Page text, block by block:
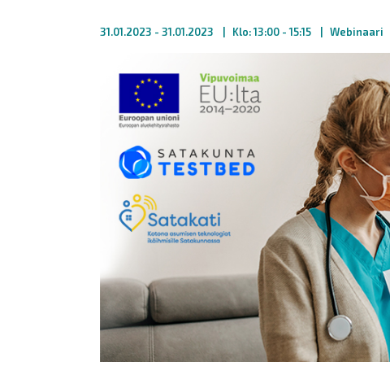
31.01.2023 - 31.01.2023 Klo: 13:00 - 15:15 Webinaari